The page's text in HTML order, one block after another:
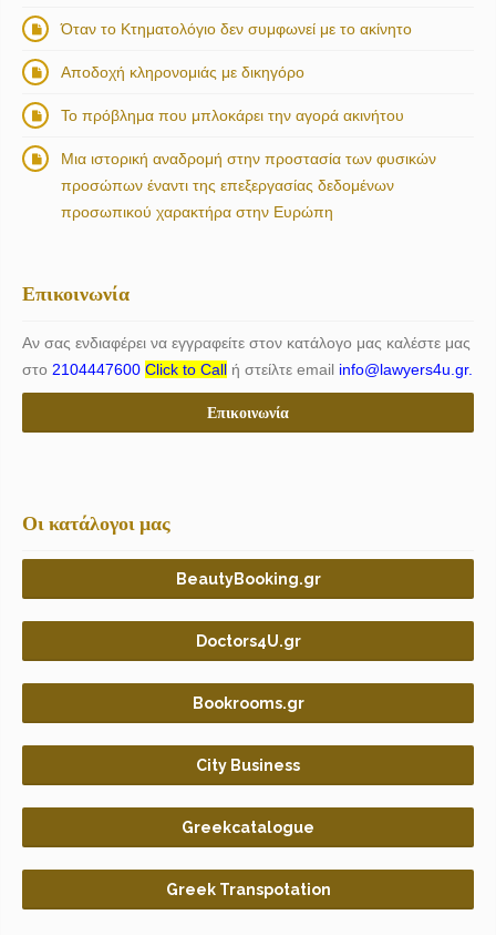
Όταν το Κτηματολόγιο δεν συμφωνεί με το ακίνητο
Αποδοχή κληρονομιάς με δικηγόρο
Το πρόβλημα που μπλοκάρει την αγορά ακινήτου
Μια ιστορική αναδρομή στην προστασία των φυσικών
προσώπων έναντι της επεξεργασίας δεδομένων
προσωπικού χαρακτήρα στην Ευρώπη
Επικοινωνία
Αν σας ενδιαφέρει να εγγραφείτε στον κατάλογο μας καλέστε μας
στο 2104447600 Click to Call ή στείλτε email info@lawyers4u.gr.
Επικοινωνία
Οι κατάλογοι μας
BeautyBooking.gr
Doctors4U.gr
Bookrooms.gr
City Business
Greekcatalogue
Greek Transpotation